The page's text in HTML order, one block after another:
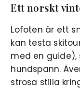
Ett norskt
Lofoten är ett
kan testa
med en
hundspann.
strosa stilla